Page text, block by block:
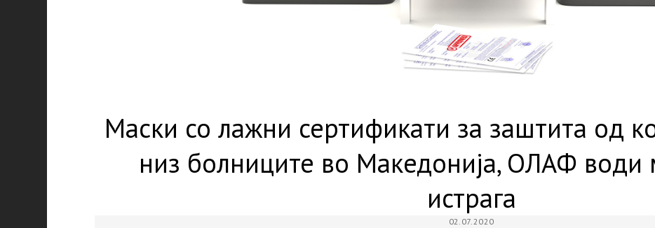
Маски со лажни сертификати за заштита од
низ болниците во Македонија, ОЛАФ води
истрага
02.07.2020